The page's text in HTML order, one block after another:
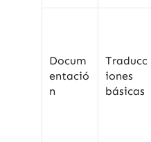
Docum
entació
n
Traducc
iones
básicas